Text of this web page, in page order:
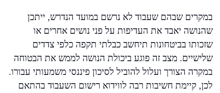
במקרים שבהם שעבוד לא נרשם במועד הנדרש, ייתכן
שהנושה יאבד את העדיפות על פני נושים אחרים או
שזכותו בביטחונות תיחשב כבלתי תקפה כלפי צדדים
שלישיים. מצב זה פוגע ביכולת הנושה לממש את הבטוחה
במקרה הצורך ועלול להוביל לסיכון פיננסי משמעותי עבורו.
לכן, קיימת חשיבות רבה לווידוא רישום השעבוד בהתאם